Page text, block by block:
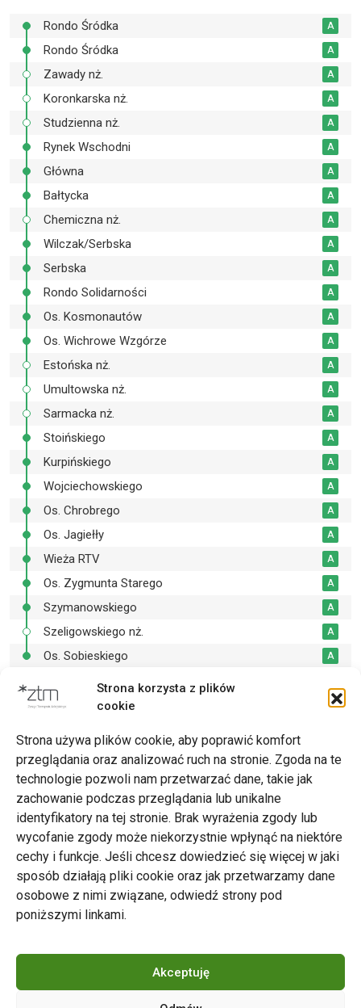
Strona korzysta z plików
cookie
Strona używa plików cookie, aby poprawić komfort
przeglądania oraz analizować ruch na stronie. Zgoda na te
technologie pozwoli nam przetwarzać dane, takie jak
zachowanie podczas przeglądania lub unikalne
identyfikatory na tej stronie. Brak wyrażenia zgody lub
wycofanie zgody może niekorzystnie wpłynąć na niektóre
cechy i funkcje. Jeśli chcesz dowiedzieć się więcej w jaki
sposób działają pliki cookie oraz jak przetwarzamy dane
osobowe z nimi związane, odwiedź strony pod
poniższymi linkami.
Akceptuję
Rondo Śródka A
Rondo Śródka A
Zawady nż. A
Koronkarska nż. A
Studzienna nż. A
Rynek Wschodni A
Główna A
Bałtycka A
Chemiczna nż. A
Wilczak/Serbska A
Serbska A
Rondo Solidarności A
Os. Kosmonautów A
Os. Wichrowe Wzgórze A
Estońska nż. A
Umultowska nż. A
Sarmacka nż. A
Stoińskiego A
Kurpińskiego A
Wojciechowskiego A
Os. Chrobrego A
Os. Jagiełły A
Wieża RTV A
Os. Zygmunta Starego A
Szymanowskiego A
Szeligowskiego nż. A
Os. Sobieskiego A
Zarząd Transportu Miejskiego w Poznaniu
Napisz do nas
tel. 61 646 33 44
ul. Matejki 59, 60-770 Poznań